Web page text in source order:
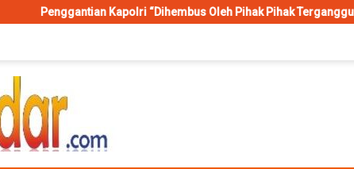
Kapolri “Dihembus Oleh Pihak Pihak Terganggu